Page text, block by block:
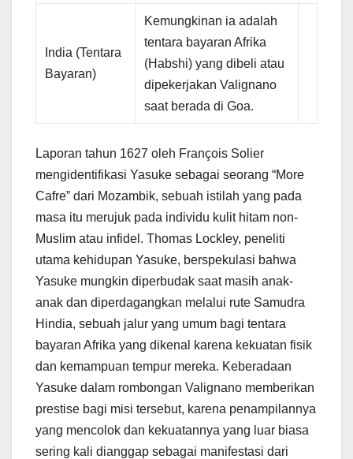
India (Tentara
Bayaran)
Kemungkinan ia adalah
tentara bayaran Afrika
(Habshi) yang dibeli atau
dipekerjakan Valignano
saat berada di Goa.
Laporan tahun 1627 oleh François Solier
mengidentifikasi Yasuke sebagai seorang “More
Cafre” dari Mozambik, sebuah istilah yang pada
masa itu merujuk pada individu kulit hitam non-
Muslim atau infidel. Thomas Lockley, peneliti
utama kehidupan Yasuke, berspekulasi bahwa
Yasuke mungkin diperbudak saat masih anak-
anak dan diperdagangkan melalui rute Samudra
Hindia, sebuah jalur yang umum bagi tentara
bayaran Afrika yang dikenal karena kekuatan fisik
dan kemampuan tempur mereka. Keberadaan
Yasuke dalam rombongan Valignano memberikan
prestise bagi misi tersebut, karena penampilannya
yang mencolok dan kekuatannya yang luar biasa
sering kali dianggap sebagai manifestasi dari